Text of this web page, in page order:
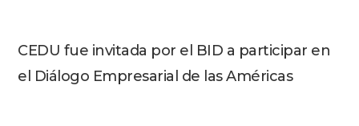
CEDU fue invitada por el BID a participar en
el Diálogo Empresarial de las Américas